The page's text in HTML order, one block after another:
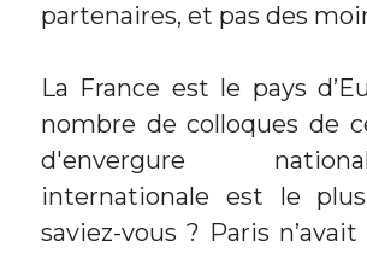
partenaires, et pas des
La France est le pays
nombre de colloques de
d'envergure
internationale est le
saviez-vous ? Paris n’avait